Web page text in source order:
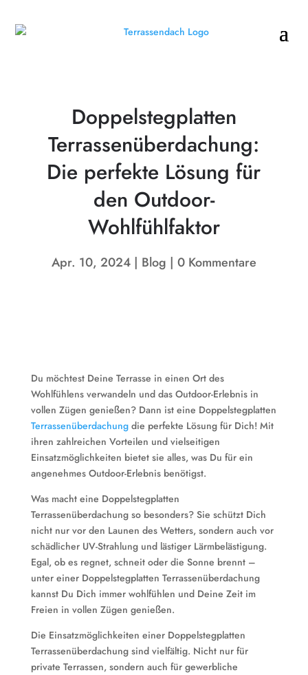
Doppelstegplatten
Terrassenüberdachung:
Die perfekte Lösung für
den Outdoor-
Wohlfühlfaktor
Apr. 10, 2024 Blog 0 Kommentare
Du möchtest Deine Terrasse in einen Ort des
Wohlfühlens verwandeln und das Outdoor-Erlebnis in
vollen Zügen genießen? Dann ist eine Doppelstegplatten
Terrassenüberdachungdie perfekte Lösung für Dich! Mit
ihren zahlreichen Vorteilen und vielseitigen
Einsatzmöglichkeiten bietet sie alles, was Du für ein
angenehmes Outdoor-Erlebnis benötigst.
Was macht eine Doppelstegplatten
Terrassenüberdachung so besonders? Sie schützt Dich
nicht nur vor den Launen des Wetters, sondern auch vor
schädlicher UV-Strahlung und lästiger Lärmbelästigung.
Egal, ob es regnet, schneit oder die Sonne brennt –
unter einer Doppelstegplatten Terrassenüberdachung
kannst Du Dich immer wohlfühlen und Deine Zeit im
Freien in vollen Zügen genießen.
Die Einsatzmöglichkeiten einer Doppelstegplatten
Terrassenüberdachung sind vielfältig. Nicht nur für
private Terrassen, sondern auch für gewerbliche